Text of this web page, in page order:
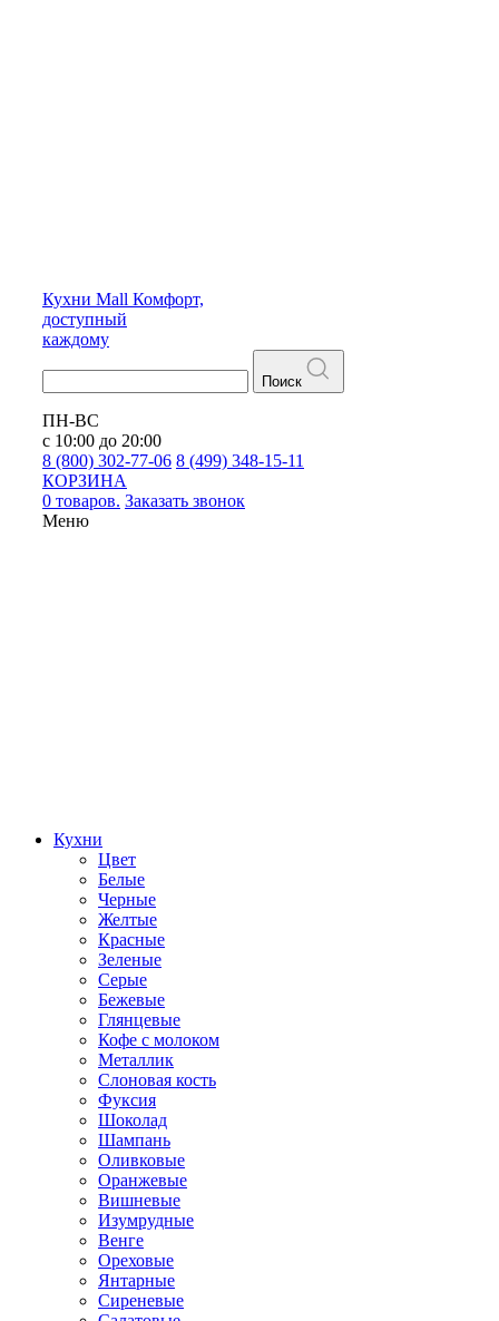
Кухни Mall Комфорт,
доступный
каждому
Поиск
ПН-ВС
с 10:00 до 20:00
8 (800) 302-77-06 8 (499) 348-15-11
КОРЗИНА
0 товаров. Заказать звонок
Меню
Кухни
Цвет
Белые
Черные
Желтые
Красные
Зеленые
Серые
Бежевые
Глянцевые
Кофе с молоком
Металлик
Слоновая кость
Фуксия
Шоколад
Шампань
Оливковые
Оранжевые
Вишневые
Изумрудные
Венге
Ореховые
Янтарные
Сиреневые